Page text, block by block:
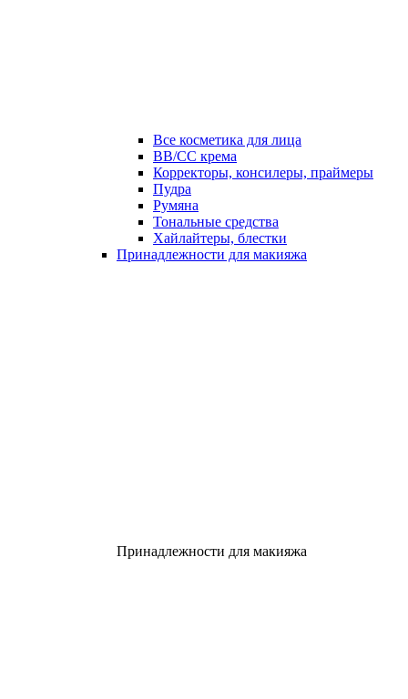
Все косметика для лица
ВВ/СС крема
Корректоры, консилеры, праймеры
Пудра
Румяна
Тональные средства
Хайлайтеры, блестки
Принадлежности для макияжа
Принадлежности для макияжа